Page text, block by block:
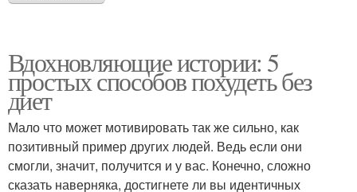
Вдохновляющие истории: 5
простых способов похудеть без
диет
Мало что может мотивировать так же сильно, как
позитивный пример других людей. Ведь если они
смогли, значит, получится и у вас. Конечно, сложно
сказать наверняка, достигнете ли вы идентичных